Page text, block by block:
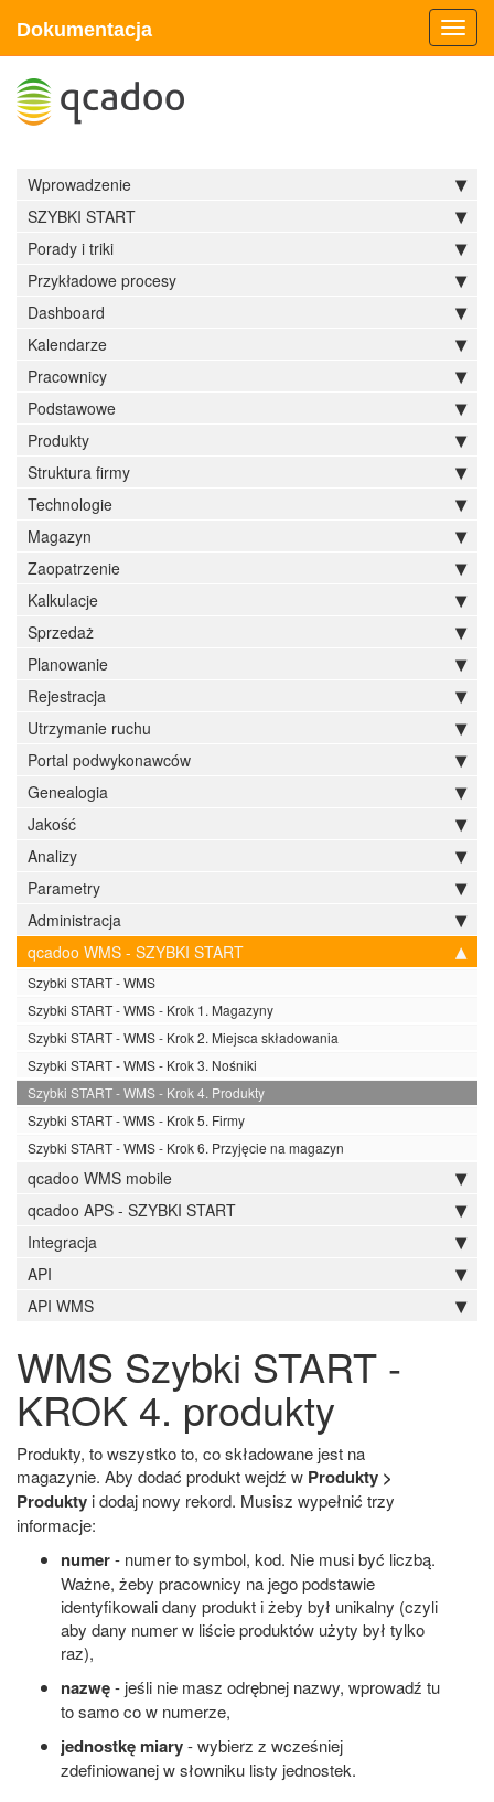
Dokumentacja
Wprowadzenie
SZYBKI START
Porady i triki
Przykładowe procesy
Dashboard
Kalendarze
Pracownicy
Podstawowe
Produkty
Struktura firmy
Technologie
Magazyn
Zaopatrzenie
Kalkulacje
Sprzedaż
Planowanie
Rejestracja
Utrzymanie ruchu
Portal podwykonawców
Genealogia
Jakość
Analizy
Parametry
Administracja
qcadoo WMS - SZYBKI START
Szybki START - WMS
Szybki START - WMS - Krok 1. Magazyny
Szybki START - WMS - Krok 2. Miejsca składowania
Szybki START - WMS - Krok 3. Nośniki
Szybki START - WMS - Krok 4. Produkty
Szybki START - WMS - Krok 5. Firmy
Szybki START - WMS - Krok 6. Przyjęcie na magazyn
qcadoo WMS mobile
qcadoo APS - SZYBKI START
Integracja
API
API WMS
WMS Szybki START -
KROK 4. produkty
Produkty, to wszystko to, co składowane jest na
magazynie. Aby dodać produkt wejdź w Produkty >
Produkty i dodaj nowy rekord. Musisz wypełnić trzy
informacje:
numer- numer to symbol, kod. Nie musi być liczbą.
Ważne, żeby pracownicy na jego podstawie
identyfikowali dany produkt i żeby był unikalny (czyli
aby dany numer w liście produktów użyty był tylko
raz),
nazwę- jeśli nie masz odrębnej nazwy, wprowadź tu
to samo co w numerze,
jednostkę miary- wybierz z wcześniej
zdefiniowanej w słowniku listy jednostek.